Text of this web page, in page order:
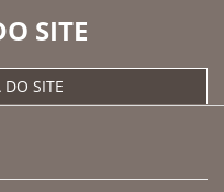
SITE
SITE